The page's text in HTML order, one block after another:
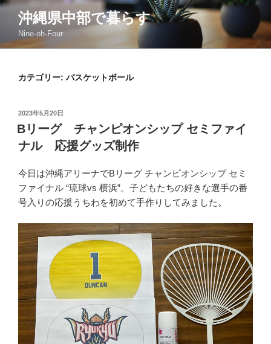
コ
ン
沖縄県中部で暮らす
Nine-oh-Four
カテゴリー: バスケットボール
投
稿
日:
2023年5月20日
Bリーグ チャンピオンシップ セミファイ
ナル 応援グッズ制作
今日は沖縄アリーナでBリーグ チャンピオンシップ セミ
ファイナル “琉球vs 横浜”。子どもたちの好きな選手の番
号入りの応援うちわを初めて手作りしてみました。